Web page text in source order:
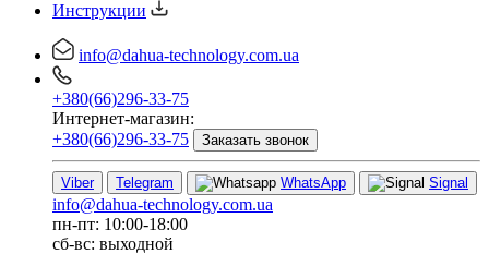
Инструкции
info@dahua-technology.com.ua
+380(66)296-33-75
Интернет-магазин:
+380(66)296-33-75
Заказать звонок
Viber Telegram WhatsApp Signal
info@dahua-technology.com.ua
пн-пт: 10:00-18:00
сб-вс: выходной